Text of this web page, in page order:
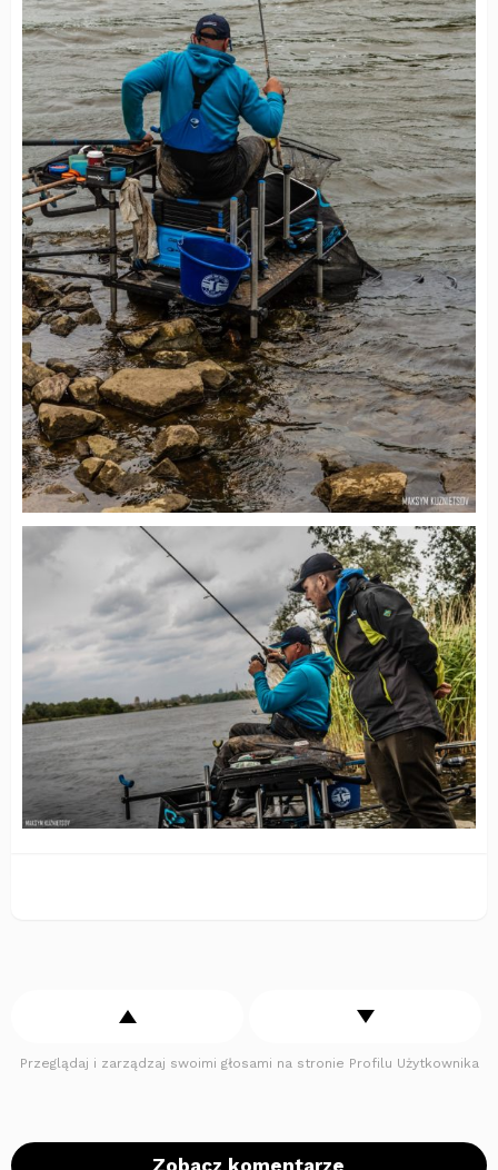
Przeglądaj i zarządzaj swoimi głosami na stronie Profilu Użytkownika
Zobacz komentarze